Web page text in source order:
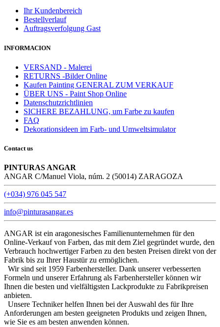
Ihr Kundenbereich
Bestellverlauf
Auftragsverfolgung Gast
INFORMACION
VERSAND - Malerei
RETURNS -Bilder Online
Kaufen Painting GENERAL ZUM VERKAUF
ÜBER UNS - Paint Shop Online
Datenschutzrichtlinien
SICHERE BEZAHLUNG, um Farbe zu kaufen
FAQ
Dekorationsideen im Farb- und Umweltsimulator
Contact us
PINTURAS ANGAR
ANGAR C/Manuel Viola, núm. 2 (50014) ZARAGOZA
(+034) 976 045 547
info@pinturasangar.es
ANGAR ist ein aragonesisches Familienunternehmen für den
Online-Verkauf von Farben, das mit dem Ziel gegründet wurde, den
Verbrauch hochwertiger Farben zu den besten Preisen direkt von der
Fabrik bis zu Ihrer Haustür zu ermöglichen.
Wir sind seit 1959 Farbenhersteller. Dank unserer verbesserten
Formeln und unserer Erfahrung als Farbenhersteller können wir
Ihnen die besten und vielfältigsten Lackprodukte zu Fabrikpreisen
anbieten.
Unsere Techniker helfen Ihnen bei der Auswahl des für Ihre
Anforderungen am besten geeigneten Produkts und zeigen Ihnen,
wie Sie es am besten anwenden können.